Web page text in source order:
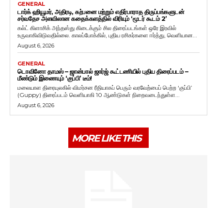
GENERAL
டார்க் ஹியூமர், அதிரடி, கற்பனை மற்றும் எதிர்பாராத திருப்பங்களுடன்
சர்வதேச அளவிலான கதைக்களத்தில் விரியும் ‘மூடர் கூடம் 2’
கல்ட் கிளாசிக் அந்தஸ்து கிடைக்கும் சில திரைப்படங்கள் ஒரே இரவில்
உருவாகிவிடுவதில்லை. காலப்போக்கில், புதிய ரசிகர்களை ஈர்த்து, வெளியான...
August 6, 2026
GENERAL
டொவினோ தாமஸ் – ஜான்பால் ஜார்ஜ் கூட்டணியில் புதிய திரைப்படம் –
மீண்டும் இணையும் ‘குப்பி’ டீம்!
மலையாள திரையுலகில் விமர்சன ரீதியாகப் பெரும் வரவேற்பைப் பெற்ற ‘குப்பி’
(Guppy) திரைப்படம் வெளியாகி 10 ஆண்டுகள் நிறைவடைந்துள்ள...
August 6, 2026
MORE LIKE THIS